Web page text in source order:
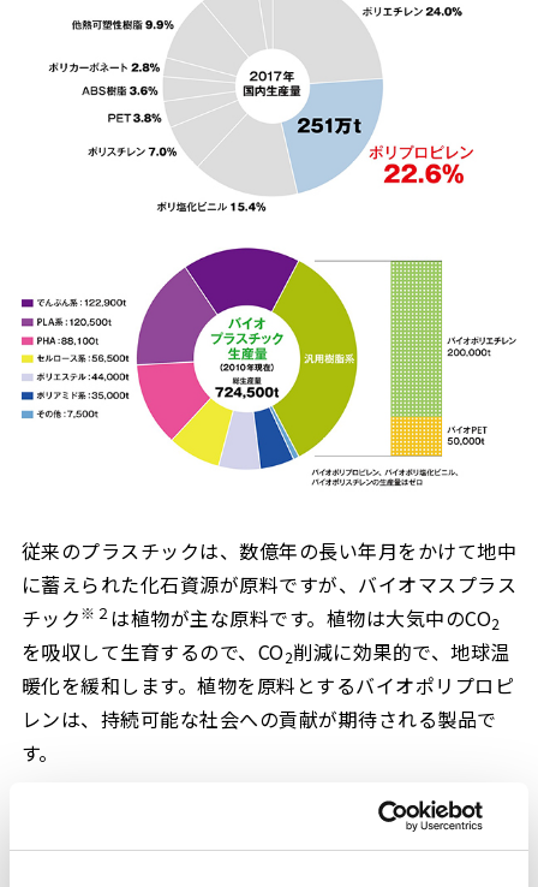
従来のプラスチックは、数億年の長い年月をかけて地中
に蓄えられた化石資源が原料ですが、バイオマスプラス
チック※２ は植物が主な原料です。植物は大気中のCO2
を吸収して生育するので、CO2削減に効果的で、地球温
暖化を緩和します。植物を原料とするバイオポリプロピ
レンは、持続可能な社会への貢献が期待される製品で
す。
今回事業化を目指す新しい製法は、非可食植物を主体と
するバイオマス原料から発酵によりイソプロパノール